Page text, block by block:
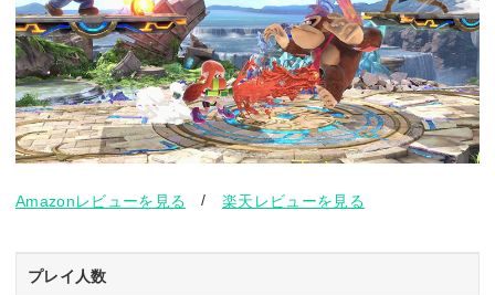
Amazonレビューを見る /楽天レビューを見る
プレイ人数